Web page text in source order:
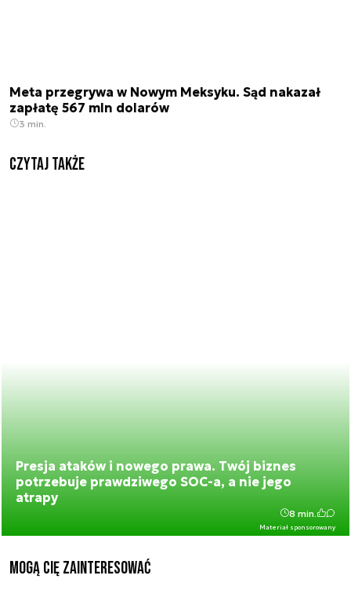
Meta przegrywa w Nowym Meksyku. Sąd nakazał
zapłatę 567 mln dolarów
3 min.
Czytaj także
Presja ataków i nowego prawa. Twój biznes
potrzebuje prawdziwego SOC-a, a nie jego
atrapy
Materiał sponsorowany
8 min.
Mogą Cię zainteresować